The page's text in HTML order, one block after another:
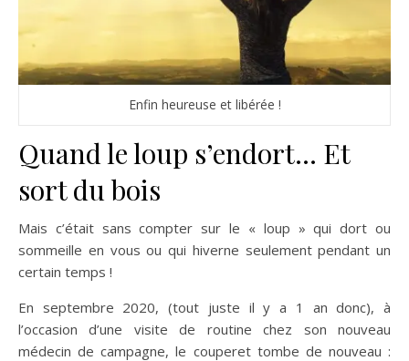
Enfin heureuse et libérée !
Quand le loup s’endort… Et
sort du bois
Mais c’était sans compter sur le « loup » qui dort ou
sommeille en vous ou qui hiverne seulement pendant un
certain temps !
En septembre 2020, (tout juste il y a 1 an donc), à
l’occasion d’une visite de routine chez son nouveau
médecin de campagne, le couperet tombe de nouveau :